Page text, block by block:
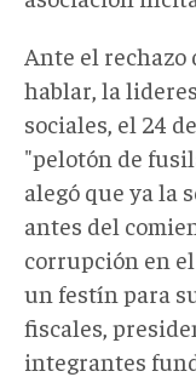
Ante el
hablar, la
sociales, el 24
"pelotón de
alegó que ya la
antes del
corrupción en
un festín para
fiscales,
integrantes